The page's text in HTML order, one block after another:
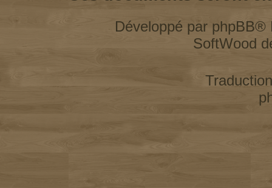
Développé par phpBB®
SoftWood